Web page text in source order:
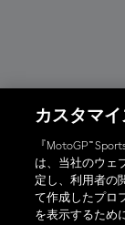
カスタマ
『MotoGP™
は、当社のウェ
定し、利用者の
て作成したプロ
を表示するため